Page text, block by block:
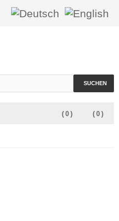
SUCHEN
( 0 )
( 0 )